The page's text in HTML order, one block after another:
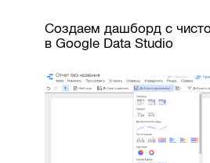
Создаем дашборд с
в Google Data Studio